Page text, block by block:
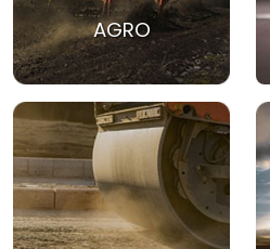
AGRO